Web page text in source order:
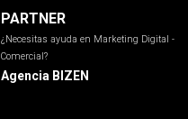
PARTNER
¿Necesitas ayuda en Marketing Digital -
Comercial?
Agencia BIZEN